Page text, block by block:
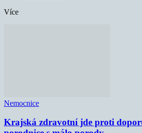
Více
Nemocnice
Krajská zdravotní jde proti